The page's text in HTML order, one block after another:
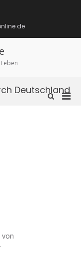
Such-
Deutschland
von
auf